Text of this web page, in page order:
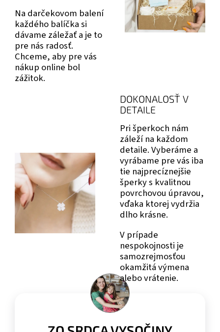
Na darčekovom balení
každého balíčka si
dávame záležať a je to
pre nás radosť.
Chceme, aby pre vás
nákup online bol
zážitok.
DOKONALOSŤ V
DETAILE
Pri šperkoch nám
záleží na každom
detaile. Vyberáme a
vyrábame pre vás iba
tie najprecíznejšie
šperky s kvalitnou
povrchovou úpravou,
vďaka ktorej vydržia
dlho krásne.
V prípade
nespokojnosti je
samozrejmosťou
okamžitá výmena
alebo vrátenie.